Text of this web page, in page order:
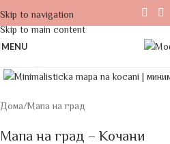
Skip to navigation
Skip to main content
MENU
Дома/Мапа на град
Мапа на град – Кочани